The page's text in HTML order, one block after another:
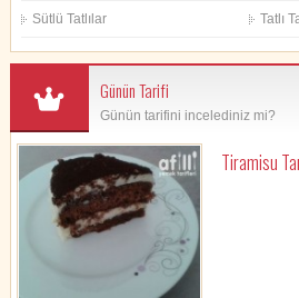
Sütlü Tatlılar Tatlı
Günün Tarifi
Günün tarifini incelediniz mi?
Tiramisu